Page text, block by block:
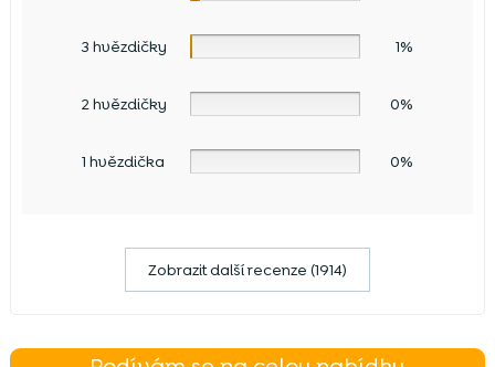
3 hvězdičky 1%
2 hvězdičky 0%
1 hvězdička 0%
Zobrazit další recenze (1914)